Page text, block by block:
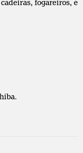
fogareiros, e